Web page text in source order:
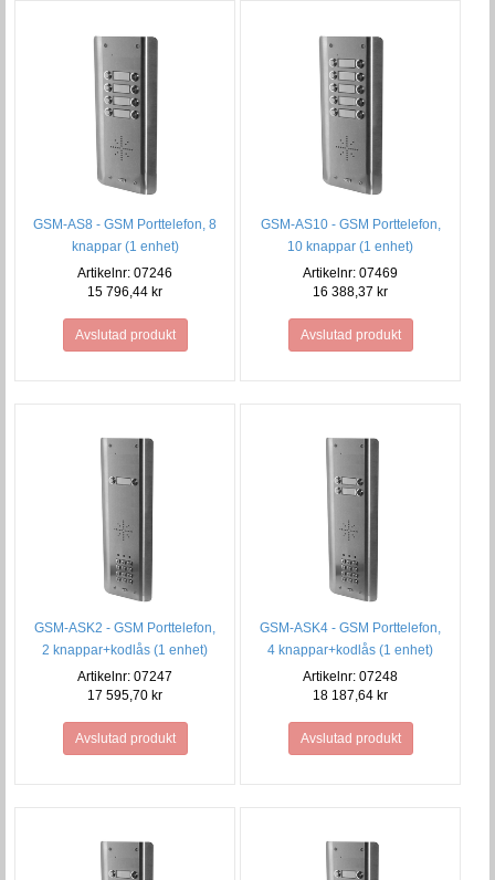
GSM-AS8 - GSM Porttelefon, 8
knappar (1 enhet)
Artikelnr: 07246
15 796,44 kr
Avslutad produkt
GSM-AS10 - GSM Porttelefon,
10 knappar (1 enhet)
Artikelnr: 07469
16 388,37 kr
Avslutad produkt
GSM-ASK2 - GSM Porttelefon,
2 knappar+kodlås (1 enhet)
Artikelnr: 07247
17 595,70 kr
Avslutad produkt
GSM-ASK4 - GSM Porttelefon,
4 knappar+kodlås (1 enhet)
Artikelnr: 07248
18 187,64 kr
Avslutad produkt